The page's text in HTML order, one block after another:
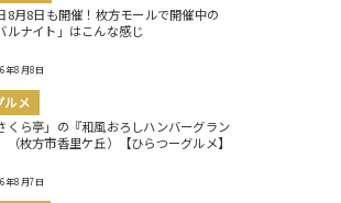
8月8日も開催！枚方モールで開催中の
ルナイト」はこんな感じ
年8月8日
ルメ
くら亭」の『和風おろしハンバーグラン
（枚方市香里ケ丘）【ひらつーグルメ】
年8月7日